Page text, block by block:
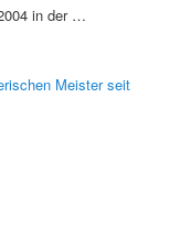
in der …
Meister seit